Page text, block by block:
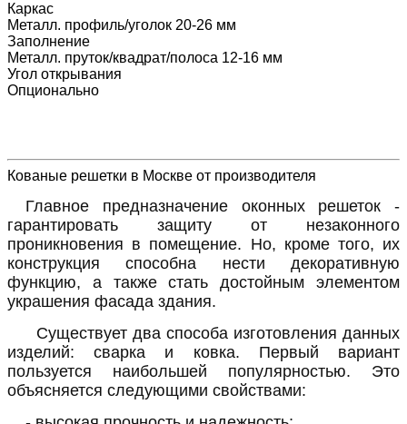
Каркас
Металл. профиль/уголок 20-26 мм
Заполнение
Металл. пруток/квадрат/полоса 12-16 мм
Угол открывания
Опционально
Кованые решетки в Москве от производителя
Главное предназначение оконных решеток -
гарантировать защиту от незаконного
проникновения в помещение. Но, кроме того, их
конструкция способна нести декоративную
функцию, а также стать достойным элементом
украшения фасада здания.
Существует два способа изготовления данных
изделий: сварка и ковка. Первый вариант
пользуется наибольшей популярностью. Это
объясняется следующими свойствами: